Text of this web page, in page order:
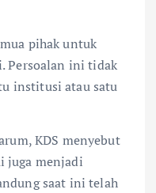
pihak untuk
Persoalan ini tidak
institusi atau satu
KDS menyebut
juga menjadi
saat ini telah